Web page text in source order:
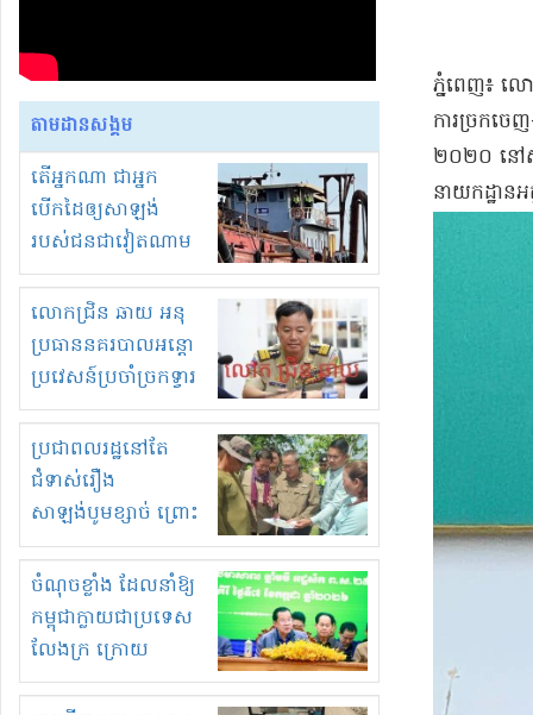
តាមដានសង្គម
តើអ្នកណា ជាអ្នក
បើកដៃឲ្យសាឡង់
របស់ជនជាវៀតណាម
ចូល មកខុស
ច្បាប់លួចបូមខ្សាច់នៅ
ក្នុងប្រទេសកម្ពុជា
លោកជ្រិន ឆាយ អនុ
ប្រធាននគរបាលអន្តោ
ប្រវេសន៍ប្រចាំច្រកទ្វារ
ព្រំដែនភ្នំឌិន និងឈ្មួញ
មួយចំនួនទៀត
កំពង់តែគុបគិតគ្នា
ធ្វើសកម្មភាពរកស៊ីនិង
ស្តុកទំនិញគេចពន្ធ?
ប្រជាពលរដ្ឋនៅតែ
ជំទាស់រឿង
សាឡង់បូមខ្សាច់ ព្រោះ
ខ្លាចបាក់ច្រាំងទៀត!
ចំណុចខ្លាំង ដែលនាំឱ្យ
កម្ពុជាក្លាយជាប្រទេស
លែងក្រ ក្រោយ
ឆ្នាំ២០៣០
ភ្នំពេញ​៖ លោ
ការ​ច្រកចេ
២០២០ នៅ​ស
នាយកដ្ឋាន​